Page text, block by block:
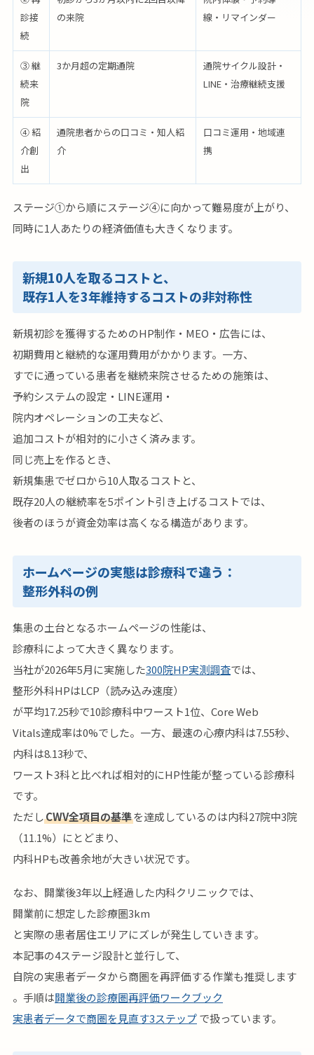
診接
続
の来院
線・リマインダー
③ 継
続来
院
3か月超の定期通院
通院サイクル設計・
LINE・治療継続支援
④ 紹
介創
出
通院患者からの口コミ・知人紹
介
口コミ運用・地域連
携
ステージ①から順にステージ④に向かって難易度が上がり、
同時に1人あたりの経済価値も大きくなります。
新規10人を取るコストと、
既存1人を3年維持するコストの非対称性
新規初診を獲得するためのHP制作・MEO・広告には、
初期費用と継続的な運用費用がかかります。一方、
すでに通っている患者を継続来院させるための施策は、
予約システムの設定・LINE運用・
院内オペレーションの工夫など、
追加コストが相対的に小さく済みます。
同じ売上を作るとき、
新規集患でゼロから10人取るコストと、
既存20人の継続率を5ポイント引き上げるコストでは、
後者のほうが資金効率は高くなる構造があります。
ホームページの実態は診療科で違う：
整形外科の例
集患の土台となるホームページの性能は、
診療科によって大きく異なります。
当社が2026年5月に実施した300院HP実測調査では、
整形外科HPはLCP（読み込み速度）
が平均17.25秒で10診療科中ワースト1位、Core Web
Vitals達成率は0%でした。一方、最速の心療内科は7.55秒、
内科は8.13秒で、
ワースト3科と比べれば相対的にHP性能が整っている診療科
です。
ただしCWV全項目の基準を達成しているのは内科27院中3院
（11.1%）にとどまり、
内科HPも改善余地が大きい状況です。
なお、開業後3年以上経過した内科クリニックでは、
開業前に想定した診療圏3km
と実際の患者居住エリアにズレが発生していきます。
本記事の4ステージ設計と並行して、
自院の実患者データから商圏を再評価する作業も推奨します
。手順は開業後の診療圏再評価ワークブック
実患者データで商圏を見直す3ステップで扱っています。